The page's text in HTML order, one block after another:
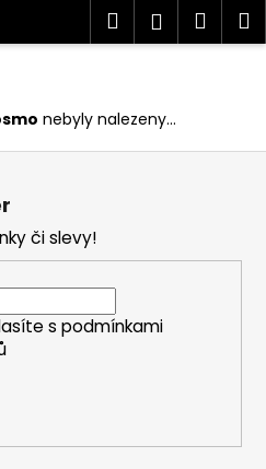
Hledat
nebyly nalezeny...
či slevy!
s podmínkami